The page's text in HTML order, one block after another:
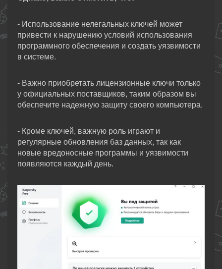
- Использование нелегальных ключей может
привести к нарушению условий использования
программного обеспечения и создать уязвимости
в системе.
- Важно приобретать лицензионные ключи только
у официальных поставщиков, таким образом вы
обеспечите надежную защиту своего компьютера.
- Кроме ключей, важную роль играют и
регулярные обновления баз данных, так как
новые вредоносные программы и уязвимости
появляются каждый день.